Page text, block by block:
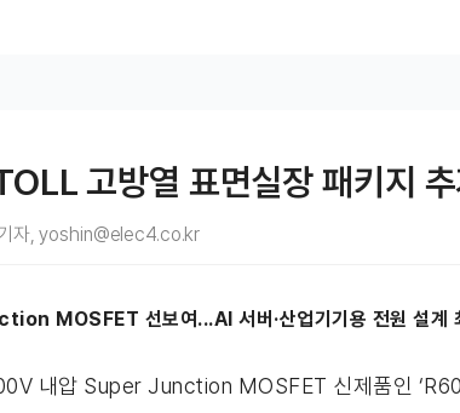
고방열 표면실장 패키지
자, yoshin@elec4.co.kr
MOSFET 선보여...AI 서버·산업기기용 전원 설계
내압 Super Junction MOSFET 신제품인